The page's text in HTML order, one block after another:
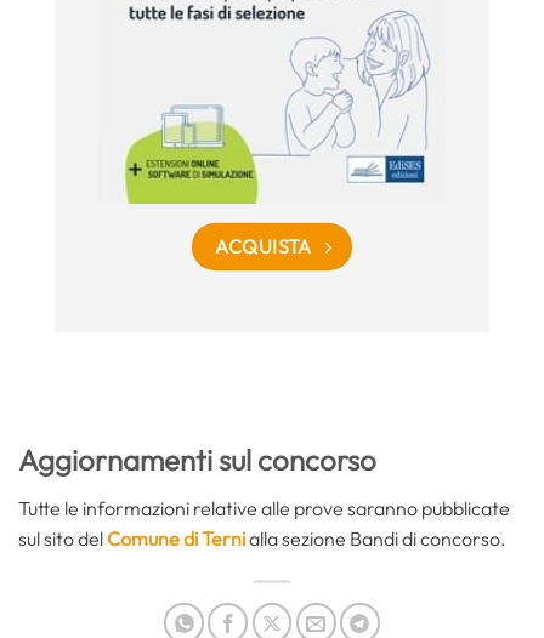
ACQUISTA
Aggiornamenti sul concorso
Tutte le informazioni relative alle prove saranno pubblicate
sul sito delComune di Ternialla sezione Bandi di concorso.